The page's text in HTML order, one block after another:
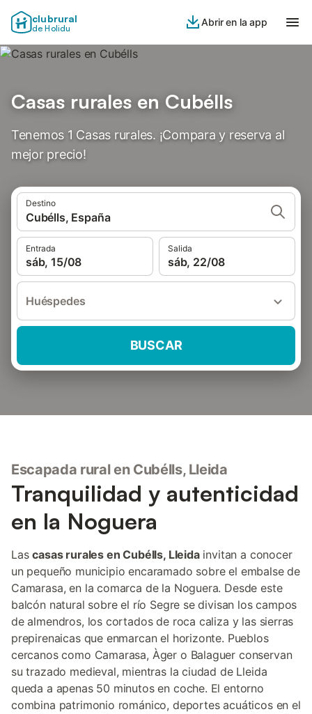
clubrural
de Holidu
Abrir en la app
Casas rurales en Cubélls
Tenemos 1 Casas rurales. ¡Compara y reserva al
mejor precio!
Destino
Cubélls, España
Entrada
sáb, 15/08
Salida
sáb, 22/08
Huéspedes
BUSCAR
Escapada rural en Cubélls, Lleida
Tranquilidad y autenticidad
en la Noguera
Lascasas rurales en Cubélls, Lleidainvitan a conocer
un pequeño municipio encaramado sobre el embalse de
Camarasa, en la comarca de la Noguera. Desde este
balcón natural sobre el río Segre se divisan los campos
de almendros, los cortados de roca caliza y las sierras
prepirenaicas que enmarcan el horizonte. Pueblos
cercanos como Camarasa, Àger o Balaguer conservan
su trazado medieval, mientras la ciudad de Lleida
queda a apenas 50 minutos en coche. El entorno
combina patrimonio románico, deportes acuáticos en el